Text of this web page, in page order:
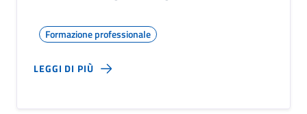
Formazione professionale
LEGGI DI PIÙ